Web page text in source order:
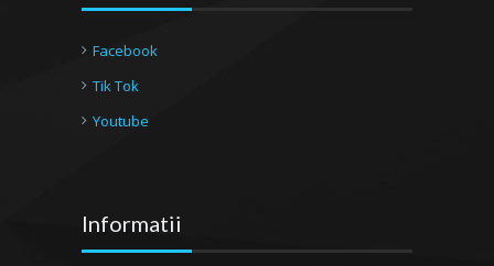
Facebook
Tik Tok
Youtube
Informatii